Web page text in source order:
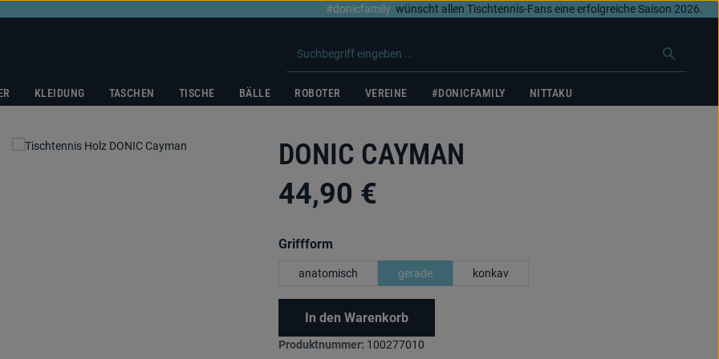
#donicfamily wünscht allen Tischtennis-Fans eine erfolgreiche Saison 2026.
KLEIDUNG TASCHEN TISCHE BÄLLE ROBOTER VEREINE #DONICFAMILY NITTAKU
DONIC CAYMAN
44,90 €
Griffformauswählen
anatomisch gerade konkav
In den Warenkorb
Produktnummer: 100277010